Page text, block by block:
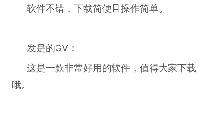
软件不错，下载简便且操作简单。
发是的GV：
这是一款非常好用的软件，值得大家下载
哦。